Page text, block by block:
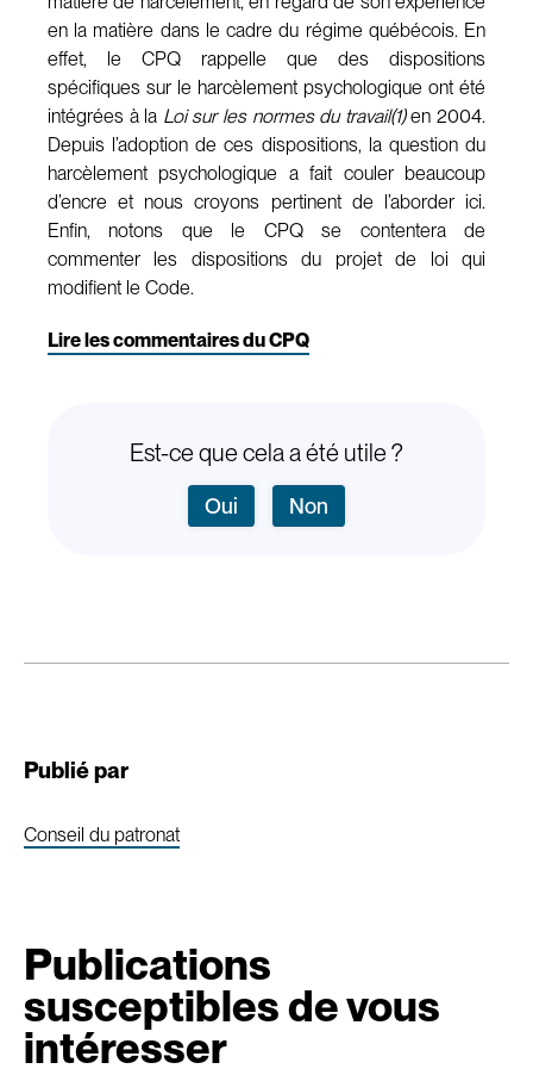
en la matière dans le cadre du régime québécois. En
effet, le CPQ rappelle que des dispositions
spécifiques sur le harcèlement psychologique ont été
intégrées à la Loi sur les normes du travail(1)en 2004.
Depuis l’adoption de ces dispositions, la question du
harcèlement psychologique a fait couler beaucoup
d’encre et nous croyons pertinent de l’aborder ici.
Enfin, notons que le CPQ se contentera de
commenter les dispositions du projet de loi qui
modifient le Code.
Lire les commentaires du CPQ
Est-ce que cela a été utile ?
Oui Non
Publié par
Conseil du patronat
Publications
susceptibles de vous
intéresser